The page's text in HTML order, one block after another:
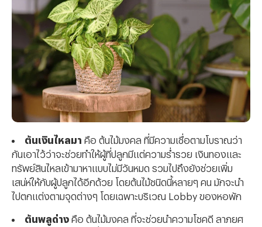
ต้นเงินไหลมา คือ ต้นไม้มงคล ที่มีความเชื่อตามโบราณว่า
กันเอาไว้ว่าจะช่วยทำให้ผู้ที่ปลูกมีแต่ความร่ำรวย เงินทองและ
ทรัพย์สินไหลเข้ามาหาแบบไม่มีวันหมด รวมไปถึงยังช่วยเพิ่ม
เสน่ห์ให้กับผู้ปลูกได้อีกด้วย โดยต้นไม้ชนิดนี้หลายๆ คน มักจะนำ
ไปตกแต่งตามจุดต่างๆ โดยเฉพาะบริเวณ Lobby ของหอพัก
ต้นพลูด่าง คือ ต้นไม้มงคล ที่จะช่วยนำความโชคดี ลาภยศ